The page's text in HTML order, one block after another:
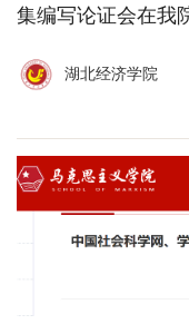
集编写论证会在我
湖北经济学院